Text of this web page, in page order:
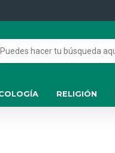
RELIGIÓN